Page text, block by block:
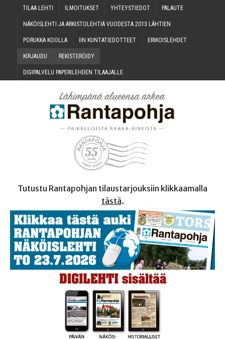
TILAA LEH­TI ILMOI­TUK­SET YHTEYS­TIE­DOT PALAU­TE
NÄKÖIS­LEH­TI JA ARKIS­TO­LEH­TIÄ VUO­DES­TA 2013 LÄHTIEN
PORUK­KA KOOLLA IIN KUN­TA­TIE­DOT­TEET ERI­KOIS­LEH­DET
KIR­JAU­DU REKIS­TE­RÖI­DY
DIGI­PAL­VE­LU PAPE­RI­LEH­DEN TILAAJALLE
Tutustu Rantapohjan tilaustarjouksiin klikkaamalla
tästä.